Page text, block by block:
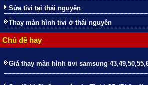
Sửa tivi tại thái nguyên
Thay màn hình tivi ở thái nguyên
Chủ đề hay
Giá thay màn hình tivi samsung